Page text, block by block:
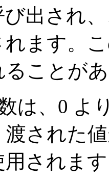
出され
ます。
ることが
は、0 よ
された
用されま